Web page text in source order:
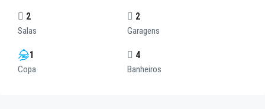
2
Salas
2
Garagens
1
Copa
4
Banheiros